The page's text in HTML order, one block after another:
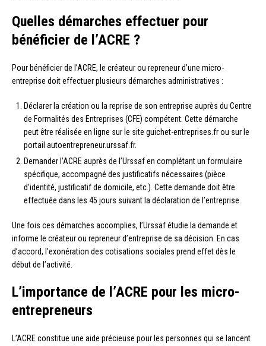
Quelles démarches effectuer pour
bénéficier de l’ACRE ?
Pour bénéficier de l’ACRE, le créateur ou repreneur d’une micro-
entreprise doit effectuer plusieurs démarches administratives :
Déclarer la création ou la reprise de son entreprise auprès du Centre
de Formalités des Entreprises (CFE) compétent. Cette démarche
peut être réalisée en ligne sur le site guichet-entreprises.fr ou sur le
portail autoentrepreneur.urssaf.fr.
Demander l’ACRE auprès de l’Urssaf en complétant un formulaire
spécifique, accompagné des justificatifs nécessaires (pièce
d’identité, justificatif de domicile, etc.). Cette demande doit être
effectuée dans les 45 jours suivant la déclaration de l’entreprise.
Une fois ces démarches accomplies, l’Urssaf étudie la demande et
informe le créateur ou repreneur d’entreprise de sa décision. En cas
d’accord, l’exonération des cotisations sociales prend effet dès le
début de l’activité.
L’importance de l’ACRE pour les micro-
entrepreneurs
L’ACRE constitue une aide précieuse pour les personnes qui se lancent